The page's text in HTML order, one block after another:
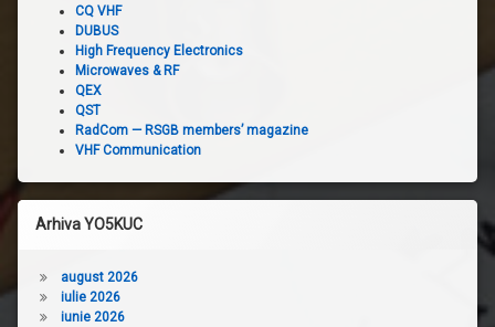
CQ VHF
DUBUS
High Frequency Electronics
Microwaves & RF
QEX
QST
RadCom — RSGB members’ magazine
VHF Communication
Arhiva YO5KUC
august 2026
iulie 2026
iunie 2026